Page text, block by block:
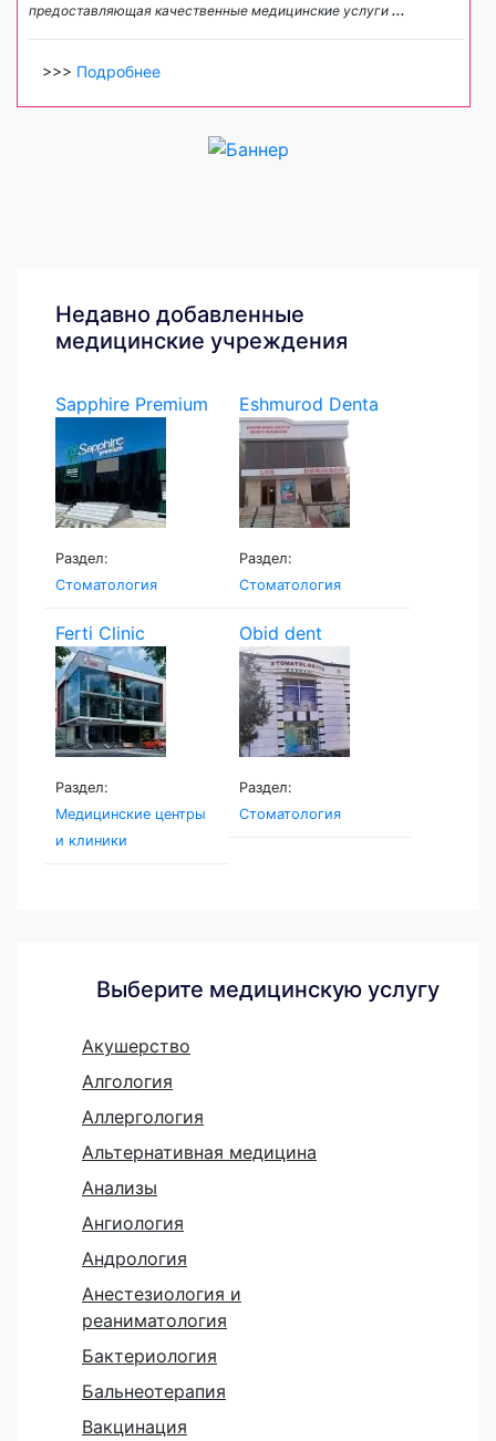
предоставляющая качественные медицинские услуги ...
>>> Подробнее
Недавно добавленные
медицинские учреждения
Sapphire Premium
Раздел:
Стоматология
Eshmurod Denta
Раздел:
Стоматология
Ferti Clinic
Раздел:
Медицинские центры
и клиники
Obid dent
Раздел:
Стоматология
Выберите медицинскую услугу
Акушерство
Алгология
Аллергология
Альтернативная медицина
Анализы
Ангиология
Андрология
Анестезиология и
реаниматология
Бактериология
Бальнеотерапия
Вакцинация